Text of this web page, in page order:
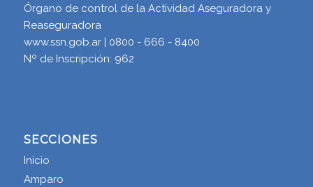
Órgano de control de la Actividad Aseguradora y
Reaseguradora
www.ssn.gob.ar | 0800 - 666 - 8400
Nº de Inscripción: 962
SECCIONES
Inicio
Amparo